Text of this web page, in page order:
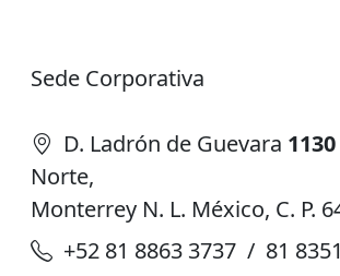
Sede Corporativa
D. Ladrón de Guevara 1130
Norte,
Monterrey N. L. México, C. P.
+52 81 8863 3737 / 81